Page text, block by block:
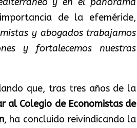
de la efeméride,
y abogados trabajamos
y fortalecemos nuestras
que, tras tres años de la
al Colegio de Economistas de
, ha concluido reivindicando la